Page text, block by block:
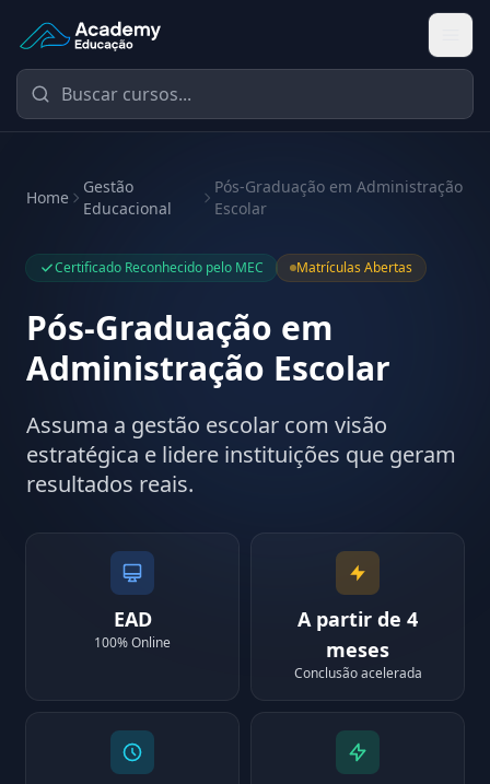
Academy Educação — Página Inicial
Home
Gestão
Educacional
Pós-Graduação em Administração
Escolar
Certificado Reconhecido pelo MEC Matrículas Abertas
Pós-Graduação em
Administração Escolar
Assuma a gestão escolar com visão
estratégica e lidere instituições que geram
resultados reais.
EAD
100% Online
A partir de 4
meses
Conclusão acelerada